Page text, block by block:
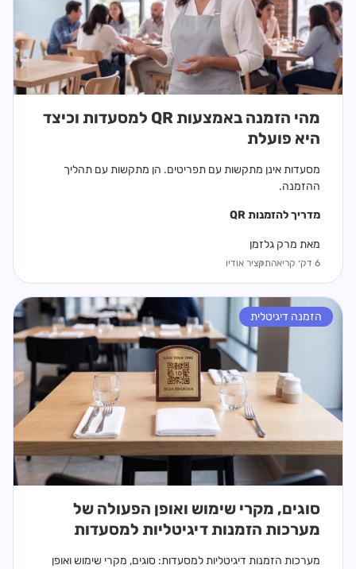
מהי הזמנה באמצעות QR למסעדות וכיצד
היא פועלת
מסעדות אינן מתקשות עם תפריטים. הן מתקשות עם תהליך
ההזמנה.
מדריך להזמנות QR
מאת מרק גלזמן
6 דק׳ קריאה תקציר אודיו
הזמנה דיגיטלית
סוגים, מקרי שימוש ואופן הפעולה של
מערכות הזמנות דיגיטליות למסעדות
מערכות הזמנות דיגיטליות למסעדות: סוגים, מקרי שימוש ואופן